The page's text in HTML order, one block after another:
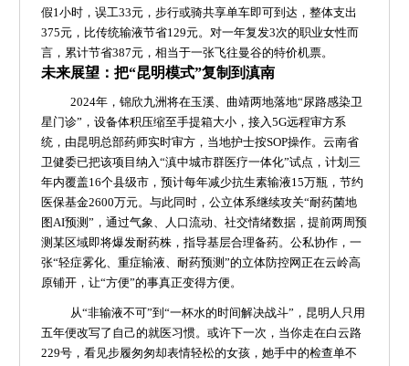
假1小时，误工33元，步行或骑共享单车即可到达，整体支出
375元，比传统输液节省129元。对一年复发3次的职业女性而
言，累计节省387元，相当于一张飞往曼谷的特价机票。
未来展望：把“昆明模式”复制到滇南
2024年，锦欣九洲将在玉溪、曲靖两地落地“尿路感染卫
星门诊”，设备体积压缩至手提箱大小，接入5G远程审方系
统，由昆明总部药师实时审方，当地护士按SOP操作。云南省
卫健委已把该项目纳入“滇中城市群医疗一体化”试点，计划三
年内覆盖16个县级市，预计每年减少抗生素输液15万瓶，节约
医保基金2600万元。与此同时，公立体系继续攻关“耐药菌地
图AI预测”，通过气象、人口流动、社交情绪数据，提前两周预
测某区域即将爆发耐药株，指导基层合理备药。公私协作，一
张“轻症雾化、重症输液、耐药预测”的立体防控网正在云岭高
原铺开，让“方便”的事真正变得方便。
从“非输液不可”到“一杯水的时间解决战斗”，昆明人只用
五年便改写了自己的就医习惯。或许下一次，当你走在白云路
229号，看见步履匆匆却表情轻松的女孩，她手中的检查单不